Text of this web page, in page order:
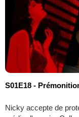
S01E18 -
Nicky accepte de